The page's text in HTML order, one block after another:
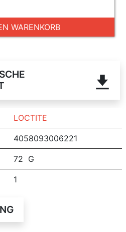
WARENKORB
LOCTITE
4058093006221
72 G
1